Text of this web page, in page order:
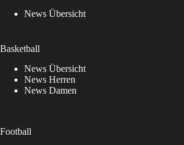
News Übersicht
Basketball
News Übersicht
News Herren
News Damen
Football